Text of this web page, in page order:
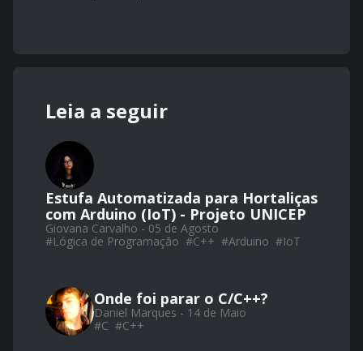
Leia a seguir
Estufa Automatizada para Hortaliças
com Arduino (IoT) - Projeto UNICEP
Giovana Carvalho - 05 de Agosto
#Lógica de Programação #C++ #Arduino #IoT
Onde foi parar o C/C++?
Daniel Marques - 14 de Maio
#C #C++